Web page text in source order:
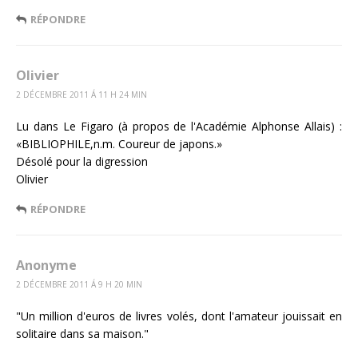
RÉPONDRE
Olivier
2 DÉCEMBRE 2011 Á 11 H 24 MIN
Lu dans Le Figaro (à propos de l'Académie Alphonse Allais) :
«BIBLIOPHILE,n.m. Coureur de japons.»
Désolé pour la digression
Olivier
RÉPONDRE
Anonyme
2 DÉCEMBRE 2011 Á 9 H 20 MIN
"Un million d'euros de livres volés, dont l'amateur jouissait en
solitaire dans sa maison."